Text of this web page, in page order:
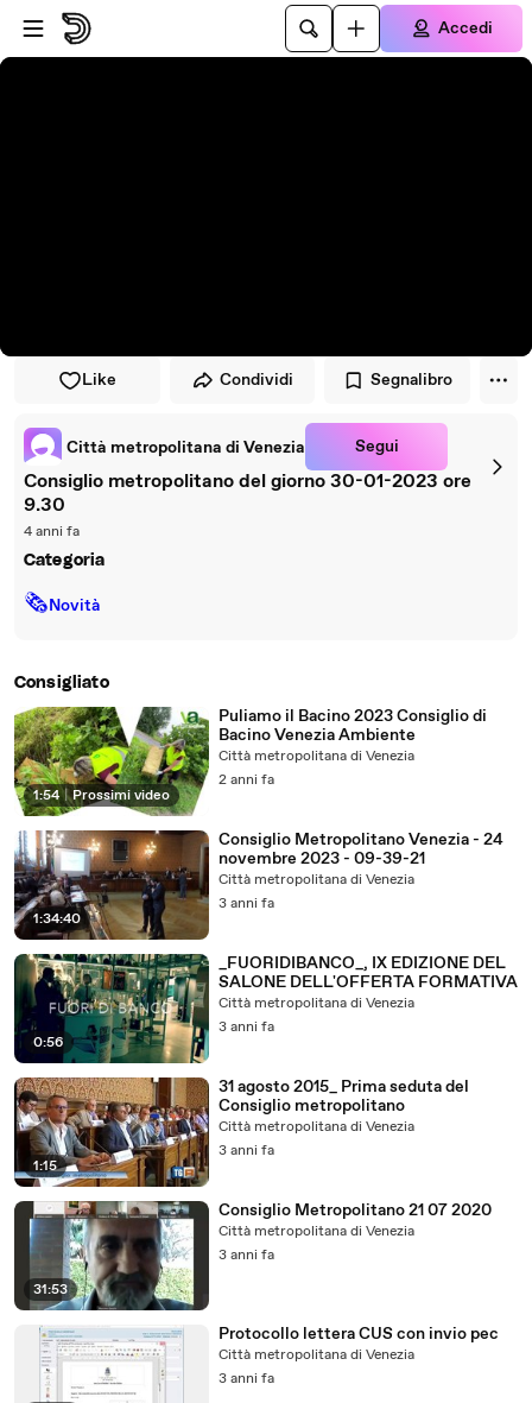
Vai al lettore
Passa al contenuto principale
Accedi
Like Condividi Segnalibro
Città metropolitana di Venezia Segui
Consiglio metropolitano del giorno 30-01-2023 ore
9.30
4 anni fa
Categoria
🗞Novità
Consigliato
1:54 | Prossimi video
Puliamo il Bacino 2023 Consiglio di
Bacino Venezia Ambiente
Città metropolitana di Venezia
2 anni fa
1:34:40
Consiglio Metropolitano Venezia - 24
novembre 2023 - 09-39-21
Città metropolitana di Venezia
3 anni fa
0:56
_FUORIDIBANCO_, IX EDIZIONE DEL
SALONE DELL'OFFERTA FORMATIVA
Città metropolitana di Venezia
3 anni fa
1:15
31 agosto 2015_ Prima seduta del
Consiglio metropolitano
Città metropolitana di Venezia
3 anni fa
31:53
Consiglio Metropolitano 21 07 2020
Città metropolitana di Venezia
3 anni fa
Protocollo lettera CUS con invio pec
Città metropolitana di Venezia
3 anni fa